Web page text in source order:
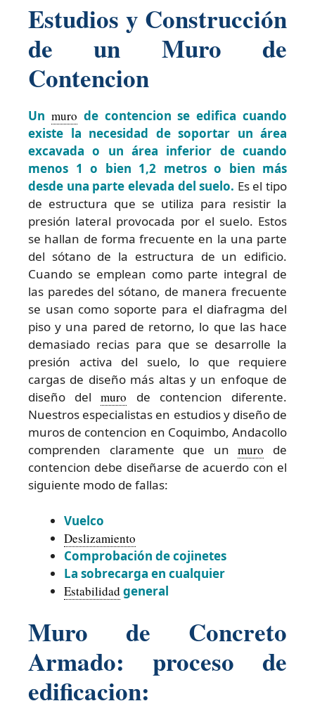
Estudios y Construcción
de un Muro de
Contencion
Un muro de contencion se edifica cuando
existe la necesidad de soportar un área
excavada o un área inferior de cuando
menos 1 o bien 1,2 metros o bien más
desde una parte elevada del suelo. Es el tipo
de estructura que se utiliza para resistir la
presión lateral provocada por el suelo. Estos
se hallan de forma frecuente en la una parte
del sótano de la estructura de un edificio.
Cuando se emplean como parte integral de
las paredes del sótano, de manera frecuente
se usan como soporte para el diafragma del
piso y una pared de retorno, lo que las hace
demasiado recias para que se desarrolle la
presión activa del suelo, lo que requiere
cargas de diseño más altas y un enfoque de
diseño delmuro de contencion diferente.
Nuestros especialistas en estudios y diseño de
muros de contencion en Coquimbo, Andacollo
comprenden claramente que unmuro de
contencion debe diseñarse de acuerdo con el
siguiente modo de fallas:
Vuelco
Deslizamiento
Comprobación de cojinetes
La sobrecarga en cualquier
Estabilidad general
Muro de Concreto
Armado: proceso de
edificacion: